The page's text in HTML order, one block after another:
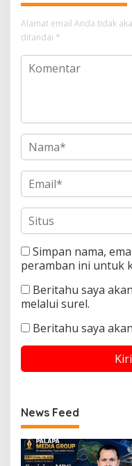
Alamat email Anda tidak
ditandai *
Simpan nama,
peramban ini untuk
Beritahu saya
melalui surel.
Beritahu saya
News Feed